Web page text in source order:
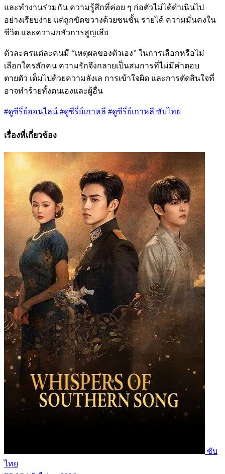
และทำงานร่วมกัน ความรู้สึกที่ค่อย ๆ ก่อตัวไม่ได้ดำเนินไป
อย่างเรียบง่าย แต่ถูกขัดขวางด้วยชนชั้น รายได้ ความมั่นคงใน
ชีวิต และความกลัวการสูญเสีย
ตัวละครแต่ละคนมี “เหตุผลของตัวเอง” ในการเลือกหรือไม่
เลือกใครสักคน ความรักจึงกลายเป็นสมการที่ไม่มีคำตอบ
ตายตัว เต็มไปด้วยความลังเล การเข้าใจผิด และการตัดสินใจที่
อาจทำร้ายทั้งตนเองและผู้อื่น
#ดูซีรี่ย์ออนไลน์ #ดูซีรี่ย์เกาหลี #ดูซีรี่ย์เกาหลี ซับไทย
เรื่องที่เกี่ยวข้อง
ซับ
ไทย